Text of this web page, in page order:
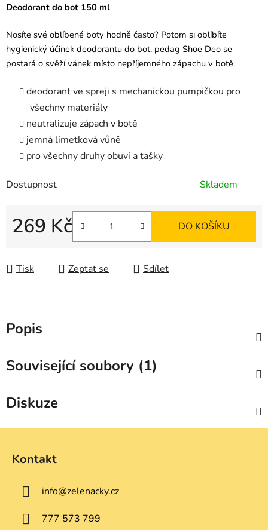
Deodorant do bot 150 ml
Nosíte své oblíbené boty hodně často? Potom si oblíbíte
hygienický účinek deodorantu do bot. pedag Shoe Deo se
postará o svěží vánek místo nepříjemného zápachu v botě.
deodorant ve spreji s mechanickou pumpičkou pro
všechny materiály
neutralizuje zápach v botě
jemná limetková vůně
pro všechny druhy obuvi a tašky
Dostupnost Skladem
269 Kč DO KOŠÍKU
Tisk Zeptat se Sdílet
Popis
Související soubory (1)
Diskuze
Kontakt
info@zelenacky.cz
777 573 799